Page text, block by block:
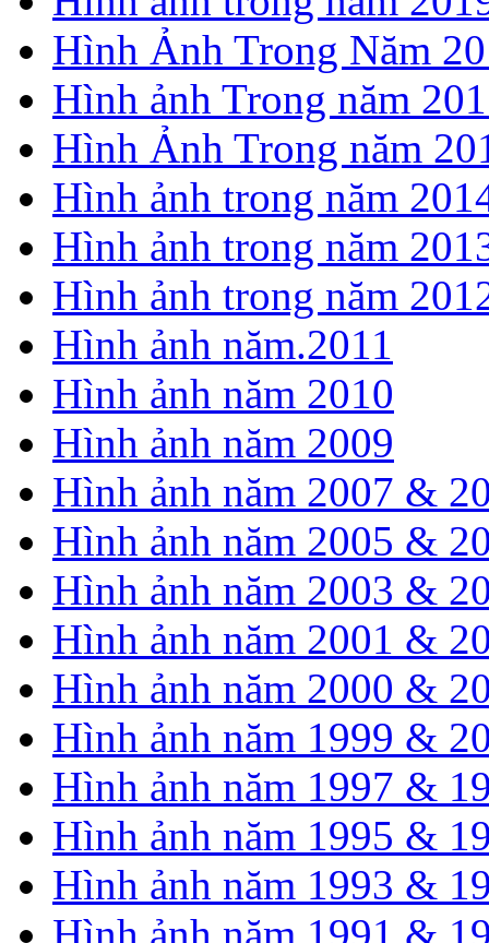
Hình Ảnh Trong Năm
Hình ảnh Trong năm
Hình Ảnh Trong năm
Hình ảnh trong năm
Hình ảnh trong năm
Hình ảnh trong năm
Hình ảnh năm.2011
Hình ảnh năm 2010
Hình ảnh năm 2009
Hình ảnh năm 2007 &
Hình ảnh năm 2005 &
Hình ảnh năm 2003 &
Hình ảnh năm 2001 &
Hình ảnh năm 2000 &
Hình ảnh năm 1999 &
Hình ảnh năm 1997 &
Hình ảnh năm 1995 &
Hình ảnh năm 1993 &